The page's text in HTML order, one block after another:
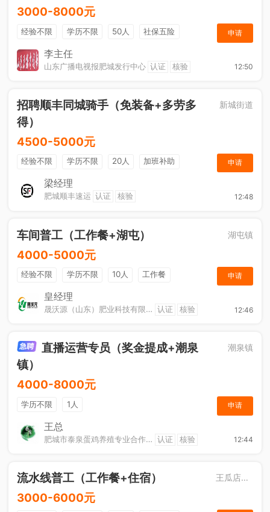
3000-8000元
经验不限 学历不限 50人
社保五险
节日福利
销售奖金
申请
李主任
山东广播电视报肥城发行中心 认证 核验 12:50
招聘顺丰同城骑手（免装备+多劳多
得）
新城街道
4500-5000元
经验不限 学历不限 20人
加班补助
综合补贴
奖励计划
申请
梁经理
肥城顺丰速运 认证 核验 12:48
车间普工（工作餐+湖屯） 湖屯镇
4000-5000元
经验不限 学历不限 10人
工作餐
奖励计划
节日福利
申请
皇经理
晟沃源（山东）肥业科技有限公司 认证 核验 12:46
直播运营专员（奖金提成+潮泉
镇）
潮泉镇
4000-8000元
学历不限 1人 申请
王总
肥城市泰泉蛋鸡养殖专业合作社 认证 核验 12:44
流水线普工（工作餐+住宿） 王瓜店街道
3000-6000元